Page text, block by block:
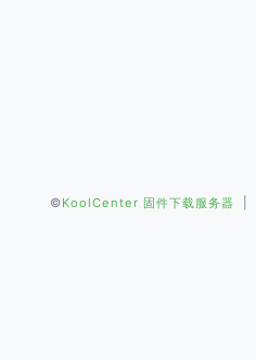
©KoolCenter 固件下载服务器